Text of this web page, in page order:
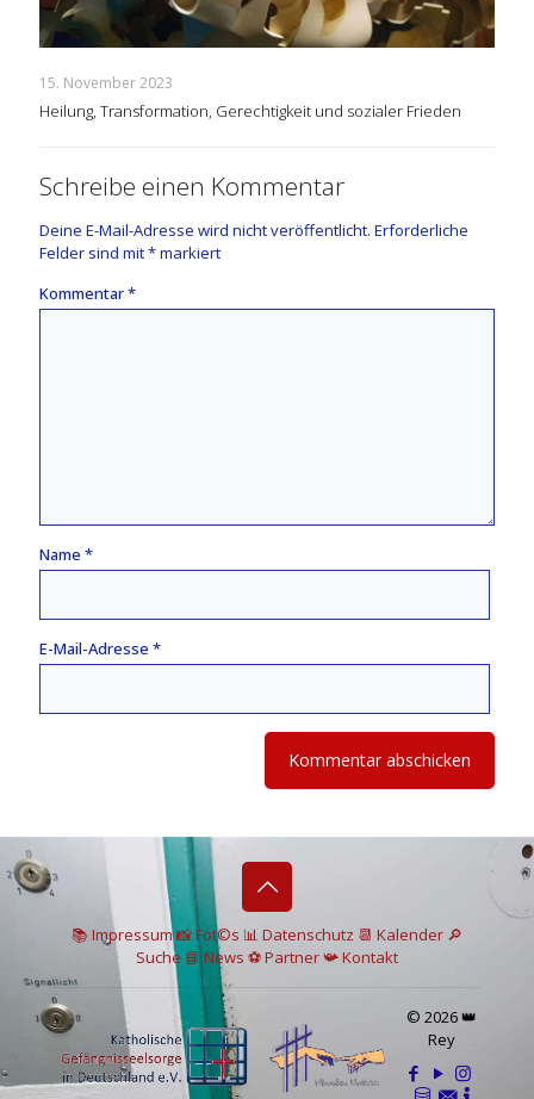
15. November 2023
Heilung, Transformation, Gerechtigkeit und sozialer Frieden
Schreibe einen Kommentar
Deine E-Mail-Adresse wird nicht veröffentlicht. Erforderliche
Felder sind mit*markiert
Kommentar*
Name *
E-Mail-Adresse *
📚 Impressum📸Fot©s 📊 Datenschutz 📆 Kalender 🔎
Suche 📘 News ⚽Partner📯Kontakt
© 2026 👑
Rey